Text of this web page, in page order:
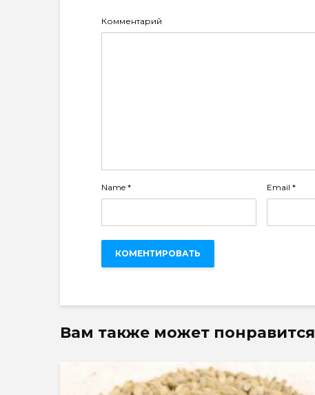
Комментарий
Name * Email *
Вам также может понравится